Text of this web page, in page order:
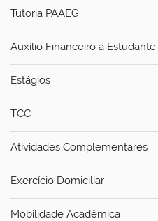
Tutoria PAAEG
Auxílio Financeiro a Estudante
Estágios
TCC
Atividades Complementares
Exercício Domiciliar
Mobilidade Acadêmica